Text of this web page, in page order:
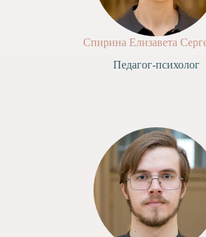
Спирина Елизавета
Педагог-психолог